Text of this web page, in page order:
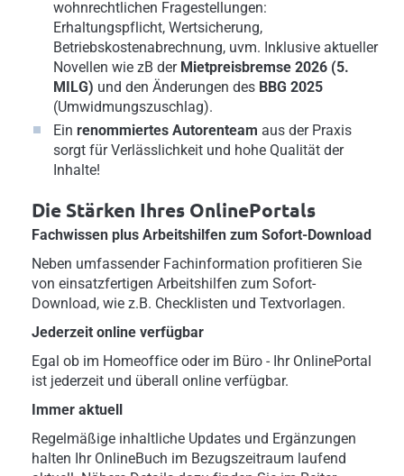
wohnrechtlichen Fragestellungen:
Erhaltungspflicht, Wertsicherung,
Betriebskostenabrechnung, uvm. Inklusive aktueller
Novellen wie zB derMietpreisbremse 2026 (5.
MILG) und den Änderungen des BBG 2025
(Umwidmungszuschlag).
Ein renommiertes Autorenteam aus der Praxis
sorgt für Verlässlichkeit und hohe Qualität der
Inhalte!
Die Stärken Ihres OnlinePortals
Fachwissen plus Arbeitshilfen zum Sofort-Download
Neben umfassender Fachinformation profitieren Sie
von einsatzfertigen Arbeitshilfen zum Sofort-
Download, wie z.B. Checklisten und Textvorlagen.
Jederzeit online verfügbar
Egal ob im Homeoffice oder im Büro - Ihr OnlinePortal
ist jederzeit und überall online verfügbar.
Immer aktuell
Regelmäßige inhaltliche Updates und Ergänzungen
halten Ihr OnlineBuch im Bezugszeitraum laufend